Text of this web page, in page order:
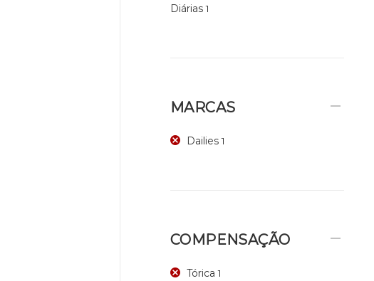
Diárias 1
MARCAS
Dailies 1
COMPENSAÇÃO
Tórica 1